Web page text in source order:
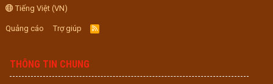
Tiếng Việt (VN)
Quảng cáo Trợ giúp
R
S
THÔNG TIN CHUNG